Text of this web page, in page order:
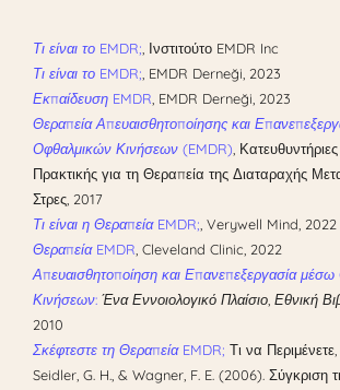
Τι είναι το EMDR; Ινστιτούτο EMDR Inc
Τι είναι το EMDR; EMDR Derneği, 2023
Εκπαίδευση EMDR EMDR Derneği, 2023
Θεραπεία Απευαισθητοποίησης και
Οφθαλμικών Κινήσεων (EMDR)
Πρακτικής για τη Θεραπεία της Διαταραχής
Στρες, 2017
Τι είναι η Θεραπεία EMDR; Verywell Mind, 2022
Θεραπεία EMDR Cleveland Clinic, 2022
Απευαισθητοποίηση και Επανεπεξεργασία
Κινήσεων: Ένα Εννοιολογικό Πλαίσιο, Εθνική
2010
Σκέφτεστε τη Θεραπεία EMDR; Τι να
Seidler, G. H., & Wagner, F. E. (2006). Σύγκριση